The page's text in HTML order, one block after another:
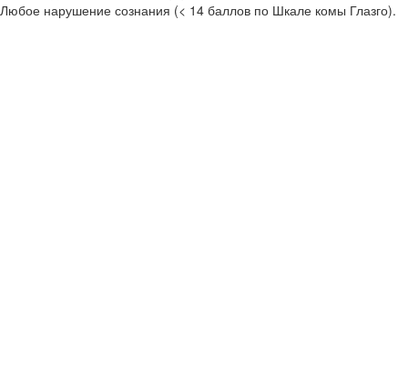
Любое нарушение сознания (< 14 баллов по Шкале комы Глазго).